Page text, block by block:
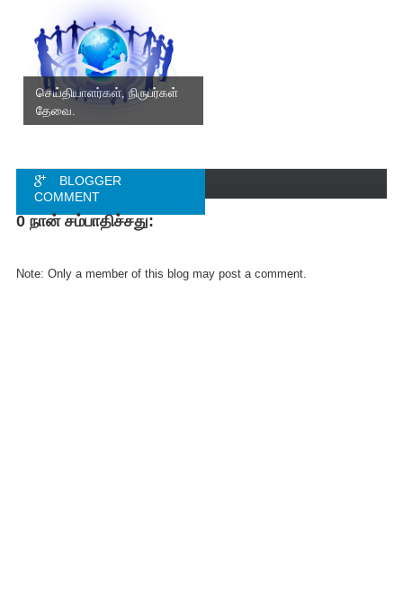
செய்தியாளர்கள், நிருபர்கள்
தேவை.
BLOGGER
COMMENT
FACEBOOK
0 நான் சம்பாதிச்சது:
Note: Only a member of this blog may post a comment.